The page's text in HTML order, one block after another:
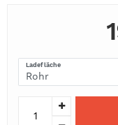
Ladefläche